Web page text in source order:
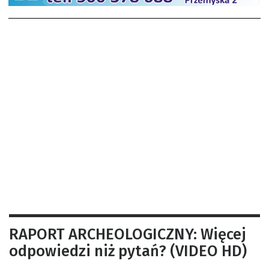
RAPORT ARCHEOLOGICZNY: Więcej
odpowiedzi niż pytań? (VIDEO HD)